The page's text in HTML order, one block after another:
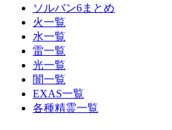
ソルバン6まとめ
火一覧
水一覧
雷一覧
光一覧
闇一覧
EXAS一覧
各種精霊一覧